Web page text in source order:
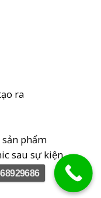
ra
phẩm
sau sự kiện